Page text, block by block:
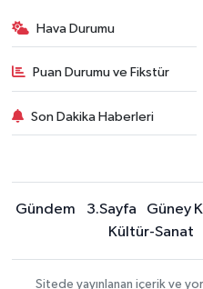
Hava Durumu
Puan Durumu ve Fikstür
Son Dakika Haberleri
Gündem 3.Sayfa Güney
Kültür-Sanat
Sitede yayınlanan içerik ve